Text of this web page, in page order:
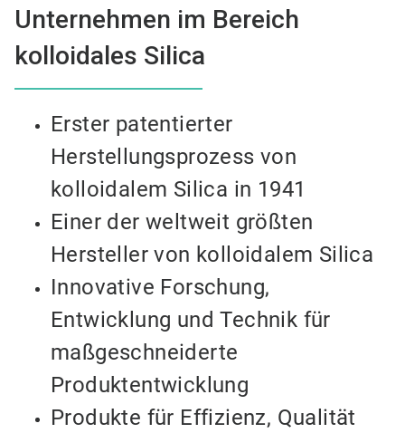
Unternehmen im Bereich
kolloidales Silica
Erster patentierter
Herstellungsprozess von
kolloidalem Silica in 1941
Einer der weltweit größten
Hersteller von kolloidalem Silica
Innovative Forschung,
Entwicklung und Technik für
maßgeschneiderte
Produktentwicklung
Produkte für Effizienz, Qualität